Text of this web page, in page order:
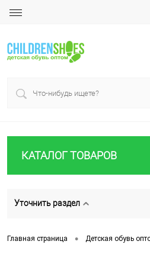
КАТАЛОГ ТОВАРОВ
Уточнить раздел
Главная страница • Детская обувь